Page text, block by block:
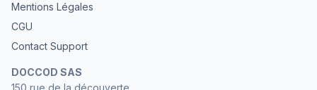
Mentions Légales
CGU
Contact Support
DOCCOD SAS
150 rue de la découverte